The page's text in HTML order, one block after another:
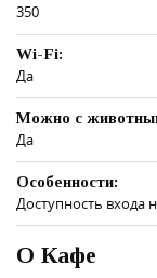
350
Wi-Fi:
Да
Можно с
Да
Особенности:
Доступность входа
О Кафе